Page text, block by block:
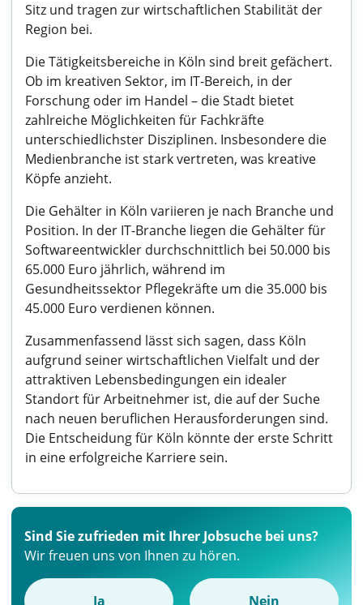
Sitz und tragen zur wirtschaftlichen Stabilität der
Region bei.
Die Tätigkeitsbereiche in Köln sind breit gefächert.
Ob im kreativen Sektor, im IT-Bereich, in der
Forschung oder im Handel – die Stadt bietet
zahlreiche Möglichkeiten für Fachkräfte
unterschiedlichster Disziplinen. Insbesondere die
Medienbranche ist stark vertreten, was kreative
Köpfe anzieht.
Die Gehälter in Köln variieren je nach Branche und
Position. In der IT-Branche liegen die Gehälter für
Softwareentwickler durchschnittlich bei 50.000 bis
65.000 Euro jährlich, während im
Gesundheitssektor Pflegekräfte um die 35.000 bis
45.000 Euro verdienen können.
Zusammenfassend lässt sich sagen, dass Köln
aufgrund seiner wirtschaftlichen Vielfalt und der
attraktiven Lebensbedingungen ein idealer
Standort für Arbeitnehmer ist, die auf der Suche
nach neuen beruflichen Herausforderungen sind.
Die Entscheidung für Köln könnte der erste Schritt
in eine erfolgreiche Karriere sein.
Sind Sie zufrieden mit Ihrer Jobsuche bei uns?
Wir freuen uns von Ihnen zu hören.
Ja Nein